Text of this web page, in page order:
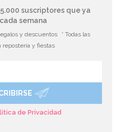
suscriptores que ya
semana
y descuentos
* Todas las
repostería y fiestas
de Privacidad